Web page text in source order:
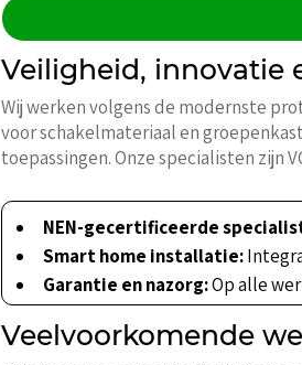
Veiligheid, innovatie
Wij werken volgens de modernste
voor schakelmateriaal en
toepassingen. Onze specialisten zijn
NEN-gecertificeerde
Smart home installatie:
Garantie en nazorg:Op alle
Veelvoorkomende